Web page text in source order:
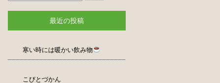
最近の投稿
寒い時には暖かい飲み物
こびとづかん